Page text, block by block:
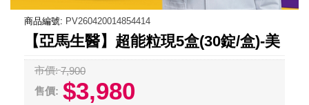
商品編號: PV260420014854414
【亞馬生醫】超能粒現5盒(30錠/盒)-美
市價: 7,900
售價: $3,980